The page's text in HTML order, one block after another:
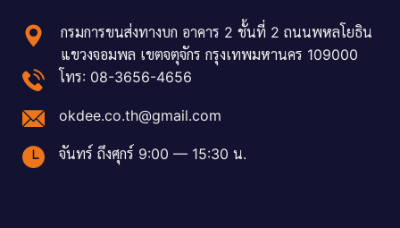
กรมการขนส่งทางบก อาคาร 2 ชั้นที่ 2 ถนนพหลโยธิน
แขวงจอมพล เขตจตุจักร กรุงเทพมหานคร 109000
โทร: 08-3656-4656
okdee.co.th@gmail.com
จันทร์ ถึงศุกร์ 9:00 — 15:30 น.